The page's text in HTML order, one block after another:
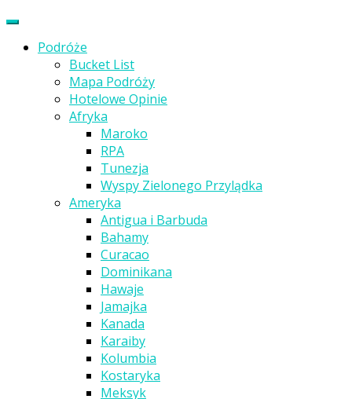
Podróże
Bucket List
Mapa Podróży
Hotelowe Opinie
Afryka
Maroko
RPA
Tunezja
Wyspy Zielonego Przylądka
Ameryka
Antigua i Barbuda
Bahamy
Curacao
Dominikana
Hawaje
Jamajka
Kanada
Karaiby
Kolumbia
Kostaryka
Meksyk